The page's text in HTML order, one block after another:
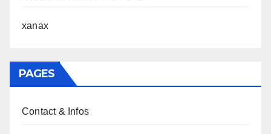
xanax
PAGES
Contact & Infos